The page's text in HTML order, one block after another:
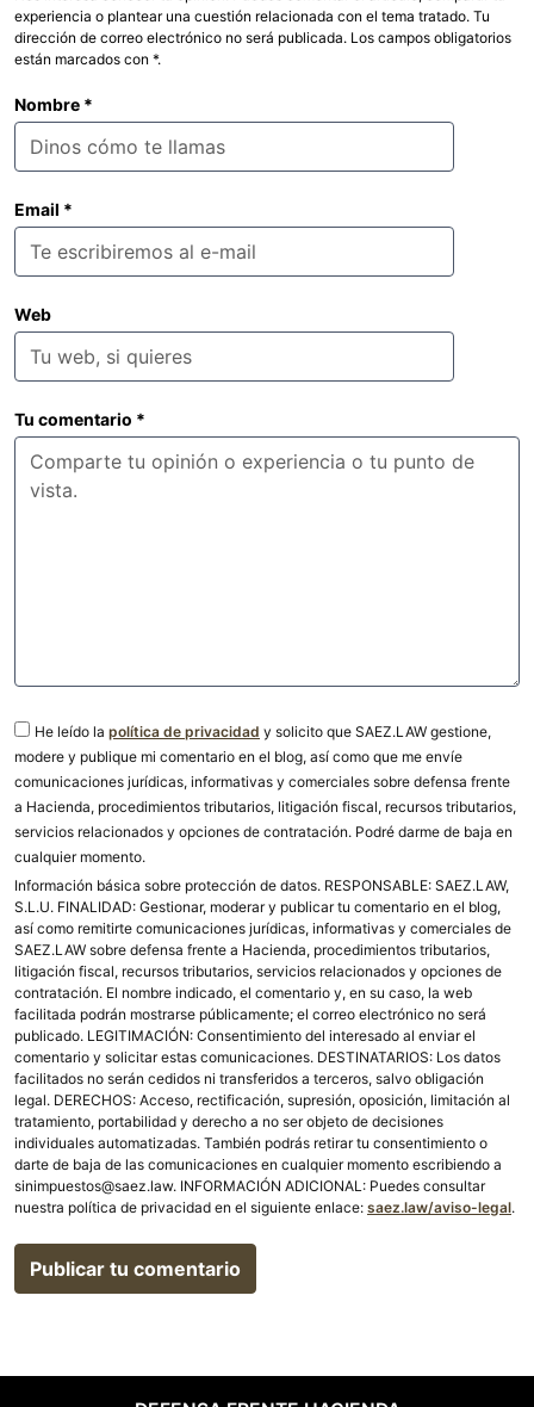
experiencia o plantear una cuestión relacionada con el tema tratado. Tu
dirección de correo electrónico no será publicada. Los campos obligatorios
están marcados con *.
Nombre *
Email *
Web
Tu comentario *
He leído la política de privacidad y solicito que SAEZ.LAW gestione,
modere y publique mi comentario en el blog, así como que me envíe
comunicaciones jurídicas, informativas y comerciales sobre defensa frente
a Hacienda, procedimientos tributarios, litigación fiscal, recursos tributarios,
servicios relacionados y opciones de contratación. Podré darme de baja en
cualquier momento.
Información básica sobre protección de datos. RESPONSABLE: SAEZ.LAW,
S.L.U. FINALIDAD: Gestionar, moderar y publicar tu comentario en el blog,
así como remitirte comunicaciones jurídicas, informativas y comerciales de
SAEZ.LAW sobre defensa frente a Hacienda, procedimientos tributarios,
litigación fiscal, recursos tributarios, servicios relacionados y opciones de
contratación. El nombre indicado, el comentario y, en su caso, la web
facilitada podrán mostrarse públicamente; el correo electrónico no será
publicado. LEGITIMACIÓN: Consentimiento del interesado al enviar el
comentario y solicitar estas comunicaciones. DESTINATARIOS: Los datos
facilitados no serán cedidos ni transferidos a terceros, salvo obligación
legal. DERECHOS: Acceso, rectificación, supresión, oposición, limitación al
tratamiento, portabilidad y derecho a no ser objeto de decisiones
individuales automatizadas. También podrás retirar tu consentimiento o
darte de baja de las comunicaciones en cualquier momento escribiendo a
sinimpuestos@saez.law. INFORMACIÓN ADICIONAL: Puedes consultar
nuestra política de privacidad en el siguiente enlace: saez.law/aviso-legal.